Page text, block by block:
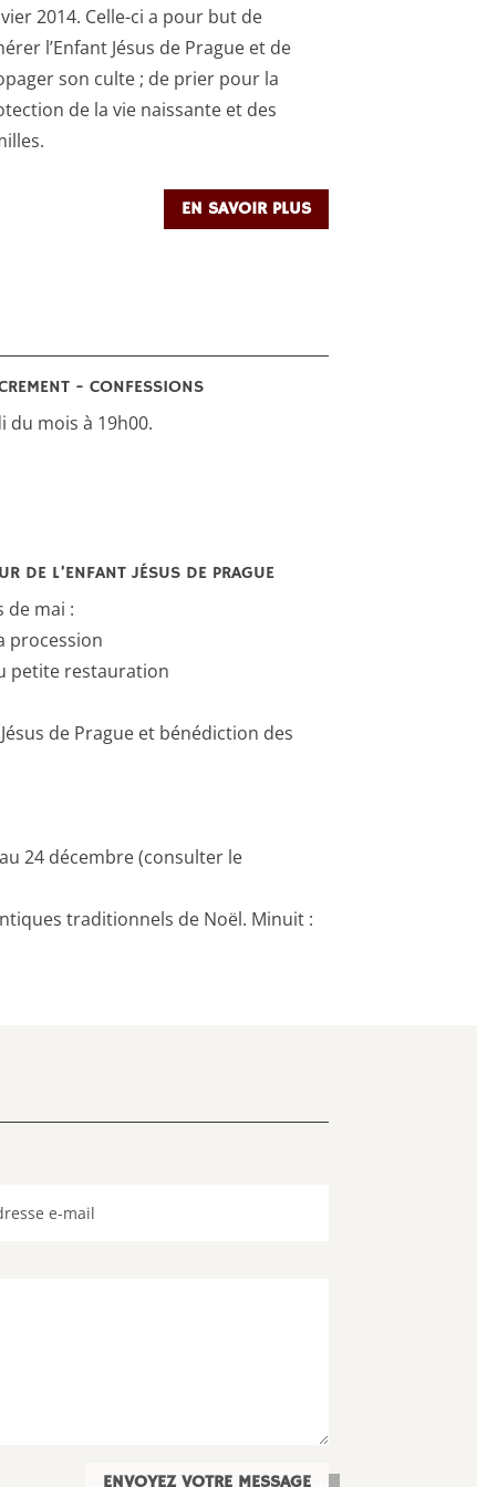
2014. Celle-ci a pour but de
l’Enfant Jésus de Prague et de
son culte ; de prier pour la
de la vie naissante et des
EN SAVOIR PLUS
- CONFESSIONS
du mois à 19h00.
DE L’ENFANT JÉSUS DE PRAGUE
mai :
procession
petite restauration
de Prague et bénédiction des
24 décembre (consulter le
traditionnels de Noël. Minuit :
ENVOYEZ VOTRE MESSAGE